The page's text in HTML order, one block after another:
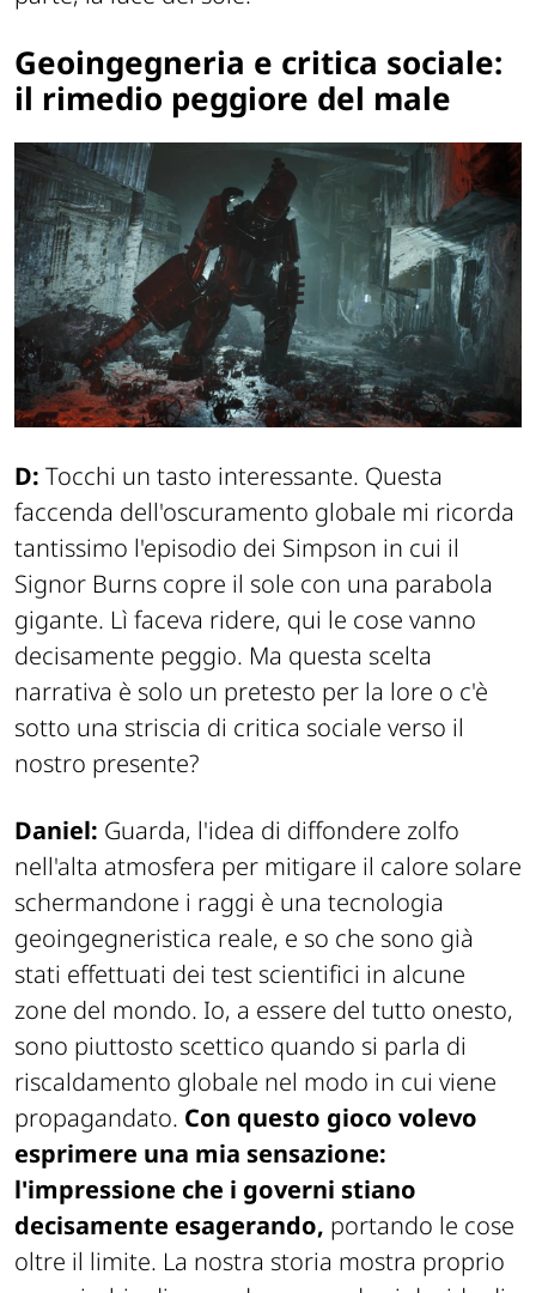
Geoingegneria e critica sociale:
il rimedio peggiore del male
D: Tocchi un tasto interessante. Questa
faccenda dell'oscuramento globale mi ricorda
tantissimo l'episodio dei Simpson in cui il
Signor Burns copre il sole con una parabola
gigante. Lì faceva ridere, qui le cose vanno
decisamente peggio. Ma questa scelta
narrativa è solo un pretesto per la lore o c'è
sotto una striscia di critica sociale verso il
nostro presente?
Daniel: Guarda, l'idea di diffondere zolfo
nell'alta atmosfera per mitigare il calore solare
schermandone i raggi è una tecnologia
geoingegneristica reale, e so che sono già
stati effettuati dei test scientifici in alcune
zone del mondo. Io, a essere del tutto onesto,
sono piuttosto scettico quando si parla di
riscaldamento globale nel modo in cui viene
propagandato. Con questo gioco volevo
esprimere una mia sensazione:
l'impressione che i governi stiano
decisamente esagerando, portando le cose
oltre il limite. La nostra storia mostra proprio